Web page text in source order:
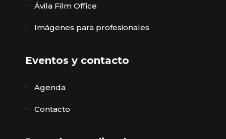
Ávila Film Office
Imágenes para profesionales
Eventos y contacto
Agenda
Contacto